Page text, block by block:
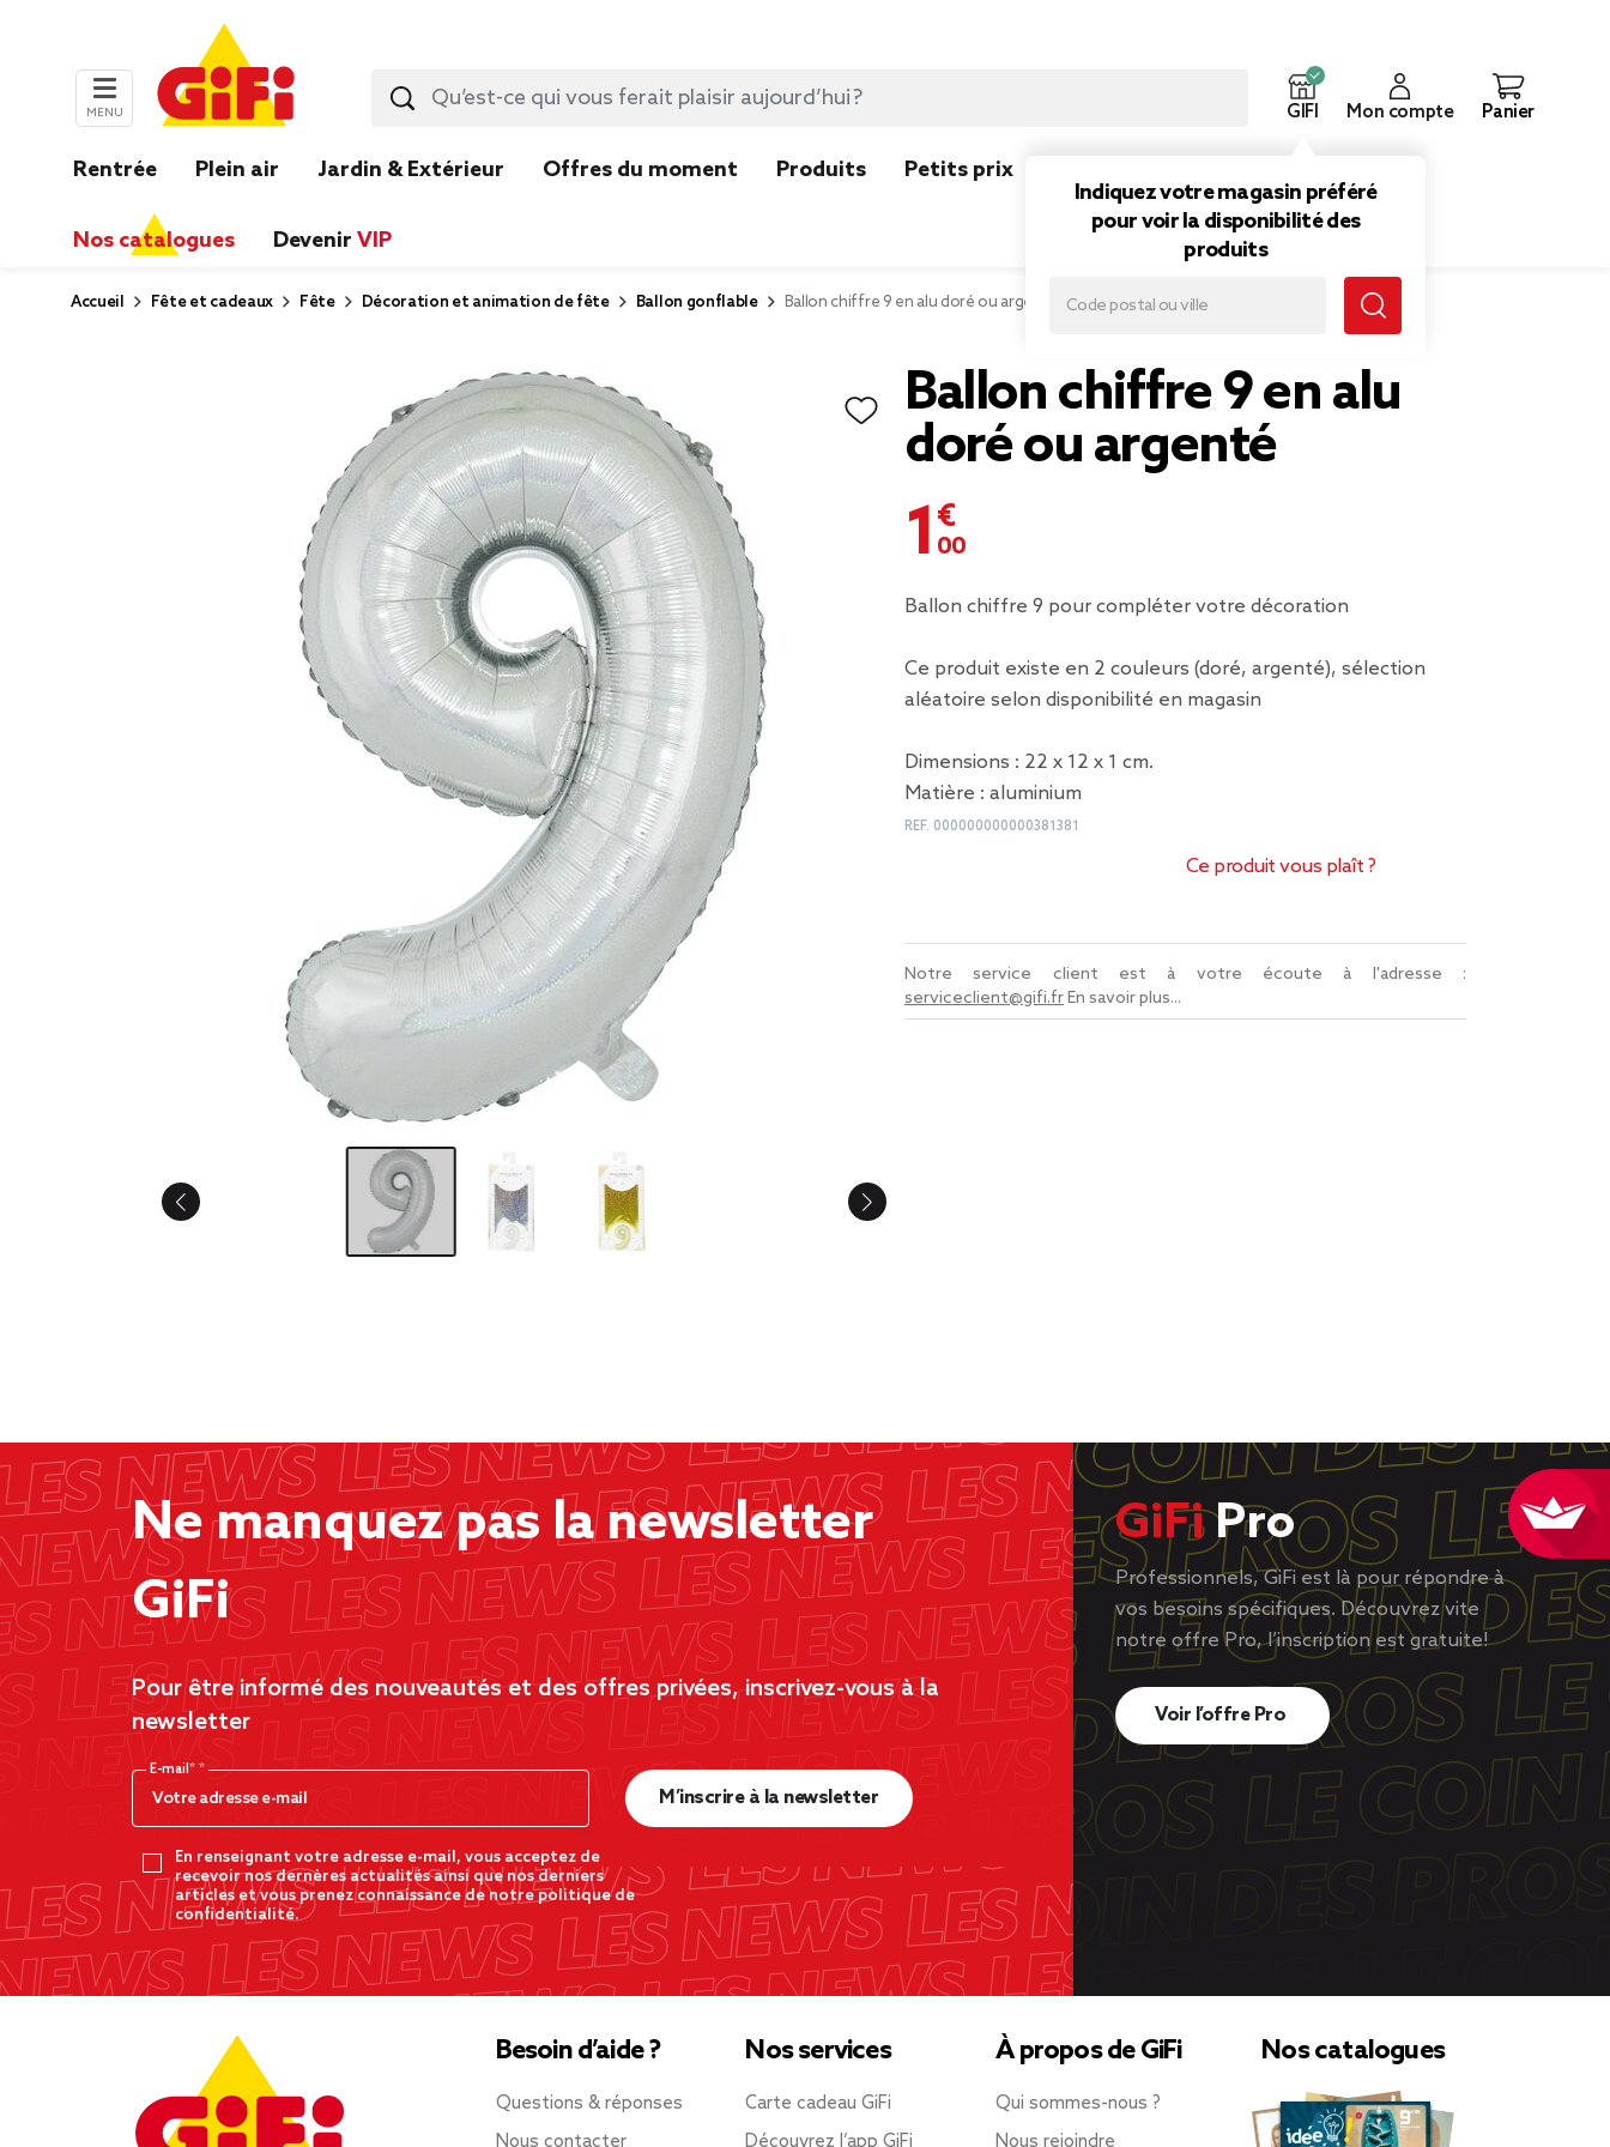
MENU GIFI
Indiquez votre magasin préféré
pour voir la disponibilité des
produits
Mon compte Panier
Rentrée Plein air Jardin & Extérieur Offres du moment Produits Petits prix
Nos catalogues Devenir VIP
Accueil Fête et cadeaux Fête Décoration et animation de fête Ballon gonflable Ballon chiffre 9 en alu doré ou argenté
Ballon chiffre 9 en alu
doré ou argenté
1,00 €
Ballon chiffre 9 pour compléter votre décoration
Ce produit existe en 2 couleurs (doré, argenté), sélection
aléatoire selon disponibilité en magasin
Dimensions : 22 x 12 x 1 cm.
Matière : aluminium
REF. 000000000000381381
Ce produit vous plaît ?
Notre service client est à votre écoute à l'adresse :
serviceclient@gifi.frEn savoir plus...
Ne manquez pas la newsletter
GiFi
Pour être informé des nouveautés et des offres privées, inscrivez-vous à la
newsletter
E-mail*
En renseignant votre adresse e-mail, vous acceptez de
recevoir nos dernères actualités ainsi que nos derniers
articles et vous prenez connaissance de notre politique de
confidentialité.
M’inscrire à la newsletter
GiFiPro
Professionnels, GiFi est là pour répondre à
vos besoins spécifiques. Découvrez vite
notre offre Pro, l’inscription est gratuite!
Voir l’offre Pro
Besoin d’aide ?
Questions & réponses
Nous contacter
Nos services
Carte cadeau GiFi
Découvrez l’app GiFi
À propos de GiFi
Qui sommes-nous ?
Nous rejoindre
Nos catalogues